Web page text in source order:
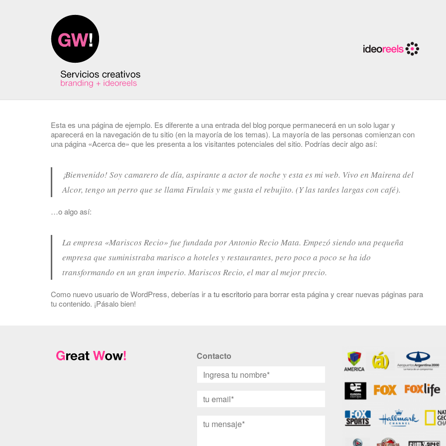
Esta es una página de ejemplo. Es diferente a una entrada del blog porque permanecerá en un solo lugar y
aparecerá en la navegación de tu sitio (en la mayoría de los temas). La mayoría de las personas comienzan con
una página «Acerca de» que les presenta a los visitantes potenciales del sitio. Podrías decir algo así:
¡Bienvenido! Soy camarero de día, aspirante a actor de noche y esta es mi web. Vivo en Mairena del
Alcor, tengo un perro que se llama Firulais y me gusta el rebujito. (Y las tardes largas con café).
…o algo así:
La empresa «Mariscos Recio» fue fundada por Antonio Recio Mata. Empezó siendo una pequeña
empresa que suministraba marisco a hoteles y restaurantes, pero poco a poco se ha ido
transformando en un gran imperio. Mariscos Recio, el mar al mejor precio.
Como nuevo usuario de WordPress, deberías ir atu escritoriopara borrar esta página y crear nuevas páginas para
tu contenido. ¡Pásalo bien!
Contacto